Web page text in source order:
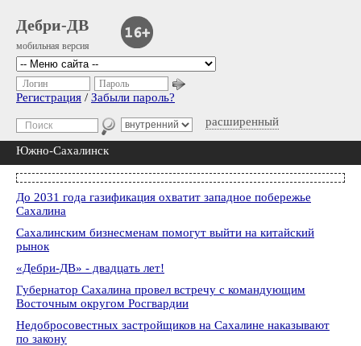
Дебри-ДВ
мобильная версия
расширенный
Логин Пароль
Регистрация / Забыли пароль?
Южно-Сахалинск
До 2031 года газификация охватит западное побережье
Сахалина
Сахалинским бизнесменам помогут выйти на китайский
рынок
«Дебри-ДВ» - двадцать лет!
Губернатор Сахалина провел встречу с командующим
Восточным округом Росгвардии
Недобросовестных застройщиков на Сахалине наказывают
по закону